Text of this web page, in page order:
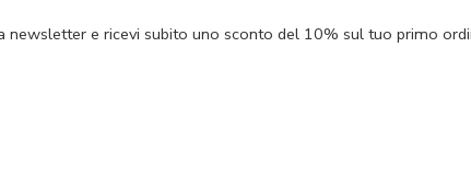
newsletter e ricevi subito uno sconto del 10% sul tuo primo